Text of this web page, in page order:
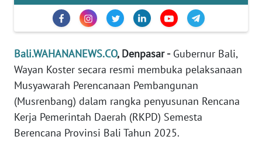
Bali.WAHANANEWS.CO, Denpasar -Gubernur Bali,
Wayan Koster secara resmi membuka pelaksanaan
Musyawarah Perencanaan Pembangunan
(Musrenbang) dalam rangka penyusunan Rencana
Kerja Pemerintah Daerah (RKPD) Semesta
Berencana Provinsi Bali Tahun 2025.
PEDOMAN
MEDIA
REDAKSI
KARIR
DISCLAIMER